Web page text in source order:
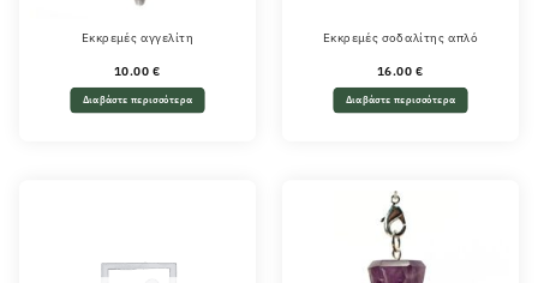
Εκκρεμές αγγελίτη
10.00 €
Διαβάστε περισσότερα
Εκκρεμές σοδαλίτης απλό
16.00 €
Διαβάστε περισσότερα